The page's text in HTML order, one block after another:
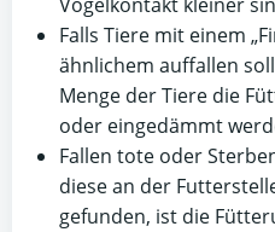
Falls Tiere mit einem
ähnlichem auffallen
Menge der Tiere die
oder eingedämmt
Fallen tote oder
diese an der
gefunden, ist die